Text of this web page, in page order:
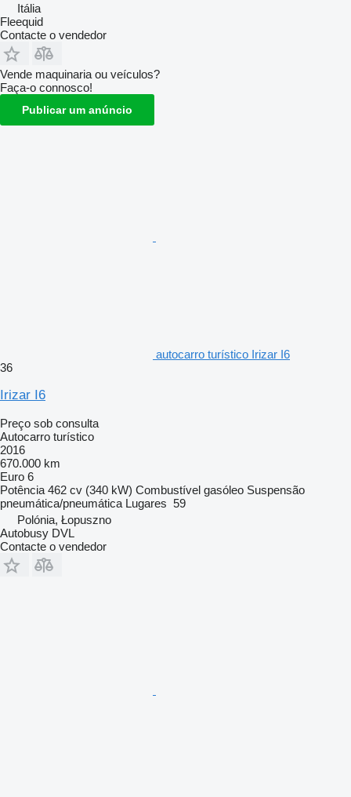
Itália
Fleequid
Contacte o vendedor
Vende maquinaria ou veículos?
Faça-o connosco!
Publicar um anúncio
autocarro turístico Irizar I6
36
Irizar I6
Preço sob consulta
Autocarro turístico
2016
670.000 km
Euro 6
Potência 462 cv (340 kW) Combustível gasóleo Suspensão
pneumática/pneumática Lugares 59
Polónia, Łopuszno
Autobusy DVL
Contacte o vendedor